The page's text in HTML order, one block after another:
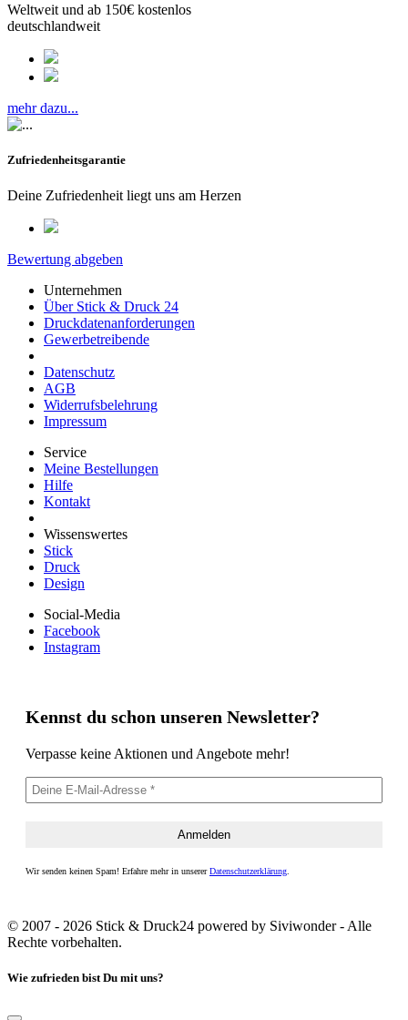
Weltweit und ab 150€ kostenlos
deutschlandweit
mehr dazu...
Zufriedenheitsgarantie
Deine Zufriedenheit liegt uns am Herzen
Bewertung abgeben
Unternehmen
Über Stick & Druck 24
Druckdatenanforderungen
Gewerbetreibende
Datenschutz
AGB
Widerrufsbelehrung
Impressum
Service
Meine Bestellungen
Hilfe
Kontakt
Wissenswertes
Stick
Druck
Design
Social-Media
Facebook
Instagram
Kennst du schon unseren Newsletter?
Verpasse keine Aktionen und Angebote mehr!
Wir senden keinen Spam! Erfahre mehr in unsererDatenschutzerklärung
© 2007 - 2026 Stick & Druck24 powered by Siviwonder - Alle
Rechte vorbehalten.
Wie zufrieden bist Du mit uns?